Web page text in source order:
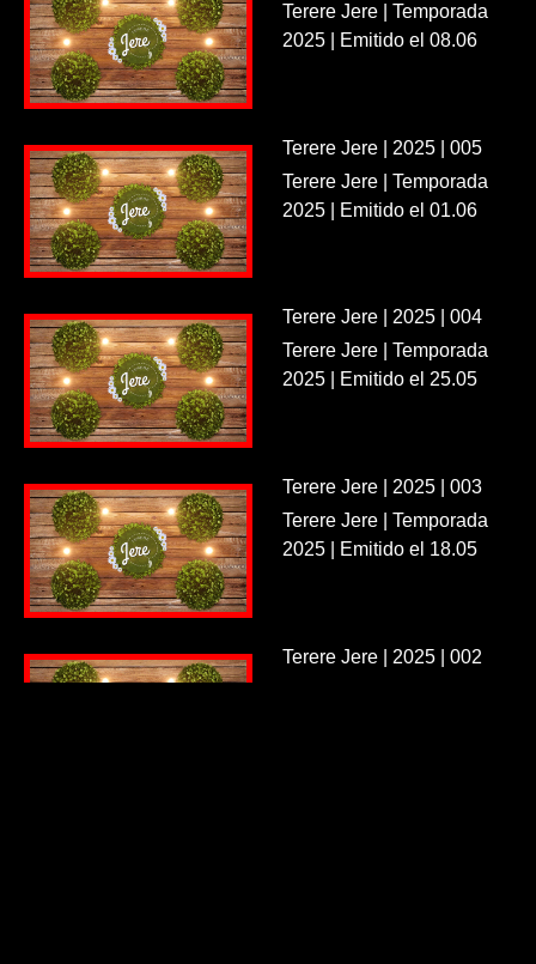
Terere Jere | Temporada
2025 | Emitido el 08.06
Terere Jere | 2025 | 005
Terere Jere | Temporada
2025 | Emitido el 01.06
Terere Jere | 2025 | 004
Terere Jere | Temporada
2025 | Emitido el 25.05
Terere Jere | 2025 | 003
Terere Jere | Temporada
2025 | Emitido el 18.05
Terere Jere | 2025 | 002